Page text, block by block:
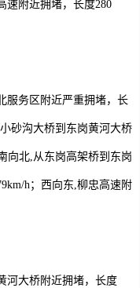
速附近拥堵，长度280
服务区附近严重拥堵，长
砂沟大桥到东岗黄河大桥
向北,从东岗高架桥到东岗
h；西向东,柳忠高速附
河大桥附近拥堵，长度